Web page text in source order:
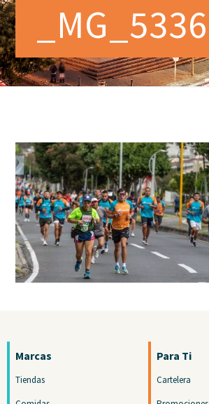
_MG_5336
Marcas
Tiendas
Para Ti
Cartelera